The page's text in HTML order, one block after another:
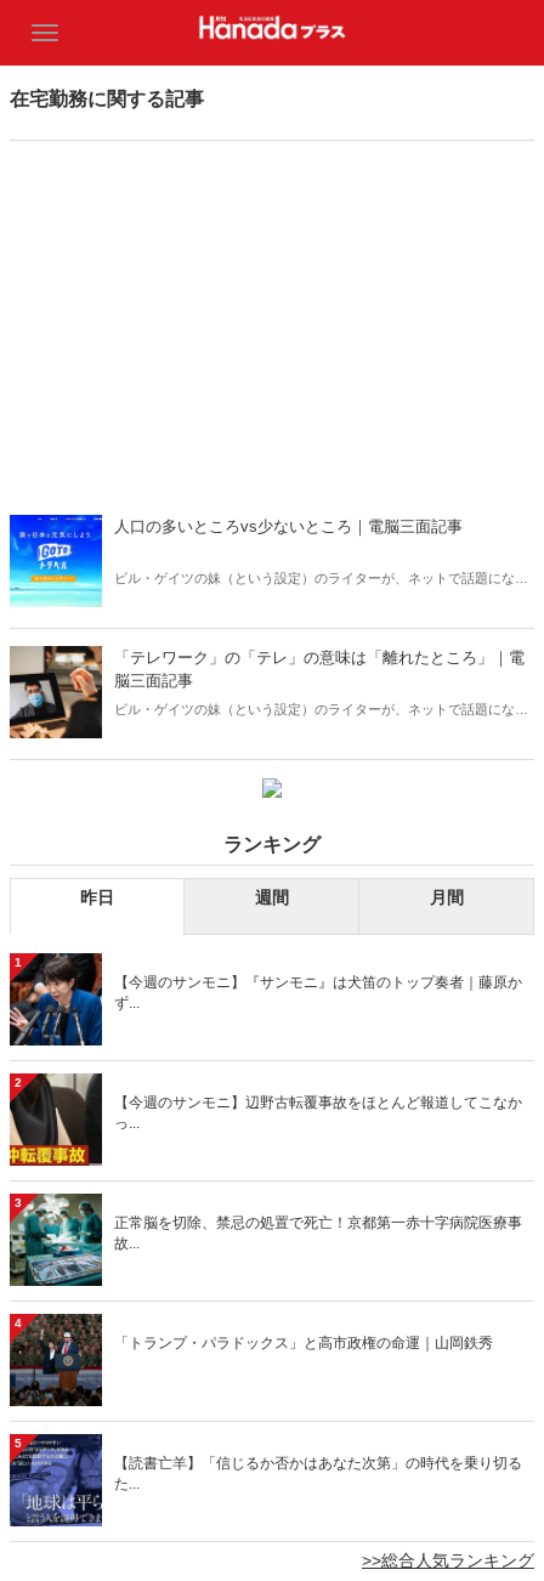
在宅勤務に関する記事
人口の多いところvs少ないところ｜電脳三面記事
ビル・ゲイツの妹（という設定）のライターが、ネットで話題になっ
の少ないところの対立が始まり、それが後世に禍根を遺すことにな
る？？
「テレワーク」の「テレ」の意味は「離れたところ」｜電
脳三面記事
ビル・ゲイツの妹（という設定）のライターが、ネットで話題になっ
ている問題点を探ります。
ランキング
昨日 週間 月間
1
【今週のサンモニ】『サンモニ』は犬笛のトップ奏者｜藤原か
ず...
2
【今週のサンモニ】辺野古転覆事故をほとんど報道してこなか
っ...
3
正常脳を切除、禁忌の処置で死亡！京都第一赤十字病院医療事
故...
4
「トランプ・パラドックス」と高市政権の命運｜山岡鉄秀
5
【読書亡羊】「信じるか否かはあなた次第」の時代を乗り切る
た...
>>総合人気ランキング